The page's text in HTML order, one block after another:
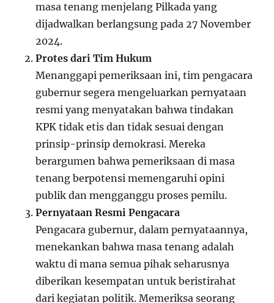
masa tenang menjelang Pilkada yang
dijadwalkan berlangsung pada 27 November
2024.
Protes dari Tim Hukum
Menanggapi pemeriksaan ini, tim pengacara
gubernur segera mengeluarkan pernyataan
resmi yang menyatakan bahwa tindakan
KPK tidak etis dan tidak sesuai dengan
prinsip-prinsip demokrasi. Mereka
berargumen bahwa pemeriksaan di masa
tenang berpotensi memengaruhi opini
publik dan mengganggu proses pemilu.
Pernyataan Resmi Pengacara
Pengacara gubernur, dalam pernyataannya,
menekankan bahwa masa tenang adalah
waktu di mana semua pihak seharusnya
diberikan kesempatan untuk beristirahat
dari kegiatan politik. Memeriksa seorang